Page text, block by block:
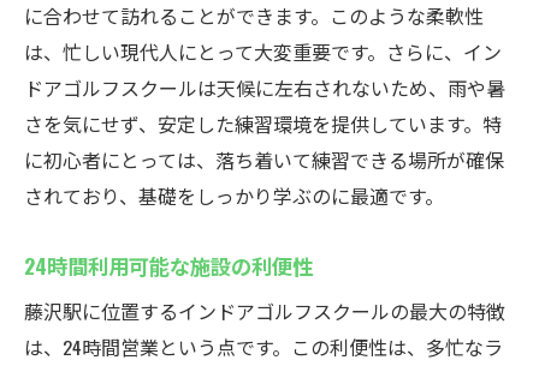
に合わせて訪れることができます。このような柔軟性
は、忙しい現代人にとって大変重要です。さらに、イン
ドアゴルフスクールは天候に左右されないため、雨や暑
さを気にせず、安定した練習環境を提供しています。特
に初心者にとっては、落ち着いて練習できる場所が確保
されており、基礎をしっかり学ぶのに最適です。
24時間利用可能な施設の利便性
藤沢駅に位置するインドアゴルフスクールの最大の特徴
は、24時間営業という点です。この利便性は、多忙なラ